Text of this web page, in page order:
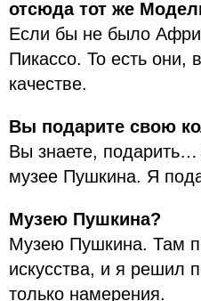
отсюда тот же
Если бы не было
Пикассо. То есть они,
качестве.
Вы подарите свою
Вы знаете,
музее Пушкина. Я
Музею Пушкина?
Музею Пушкина. Там
искусства, и я решил
только намерения.